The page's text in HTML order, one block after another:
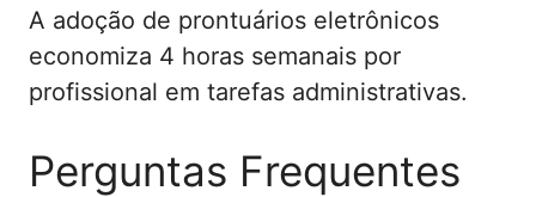
A adoção de prontuários eletrônicos
economiza 4 horas semanais por
profissional em tarefas administrativas.
Perguntas Frequentes